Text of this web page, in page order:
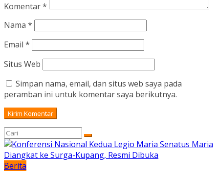
Komentar*
Nama *
Email *
Situs Web
Simpan nama, email, dan situs web saya pada
peramban ini untuk komentar saya berikutnya.
Berita